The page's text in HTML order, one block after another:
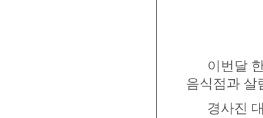
이번달 한
음식점과 살
경사진 대